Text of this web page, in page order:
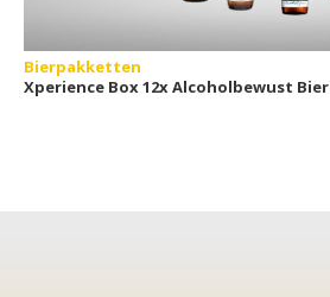
Bierpakketten
Xperience Box 12x Alcoholbewust Bier